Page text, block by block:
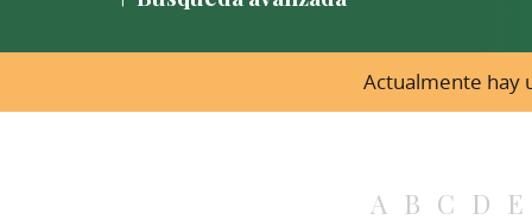
Actualmente hay
A B C D E